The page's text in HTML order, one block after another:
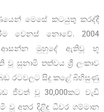
මෙසේ කටයුතු කරද්දී
වෙනස් නොවේ. 2004
ආසන්න මුහුදේ ඇතිවූ භූ
සුනාමි තත්වය ශ්‍රී ලංකාව
රටවලට සිදු කළේ බිහිසුණු
ජීවත් වූ 30,000කට වැඩි
වූ අතර දිළිඳු ධීවර ගම්මාන